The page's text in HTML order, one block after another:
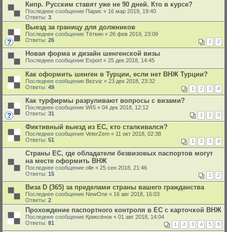
Кипр. Русским ставят уже не 90 дней. Кто в курсе?
Последнее сообщение Парис « 16 мар 2019, 19:40
Ответы: 3
Выезд за границу для должников
Последнее сообщение Тёткин « 26 фев 2019, 23:09
Ответы: 26 1 2
Новая форма и дизайн шенгенской визы
Последнее сообщение Export « 25 дек 2018, 14:45
Как оформить шенген в Турции, если нет ВНЖ Турции?
Последнее сообщение Bezviz « 23 дек 2018, 23:32
Ответы: 49 1 2 3 4
Как турфирмы разруливают вопросы с визами?
Последнее сообщение WIS « 04 дек 2018, 12:12
Ответы: 31 1 2 3
Фиктивный выезд из ЕС, кто сталкивался?
Последнее сообщение VeterZem « 11 окт 2018, 02:38
Ответы: 51 1 2 3 4
Страны ЕС, где обладатели безвизовых паспортов могут
на месте оформить ВНЖ
Последнее сообщение olle « 25 сен 2018, 21:46
Ответы: 15 1 2
Виза D (365) за пределами страны вашего гражданства
Последнее сообщение NewOne « 16 авг 2018, 16:03
Ответы: 2
Прохождение паспортного контроля в ЕС с карточкой ВНЖ
Последнее сообщение Криксёнок « 01 авг 2018, 14:04
Ответы: 81 1 2 3 4 5 6